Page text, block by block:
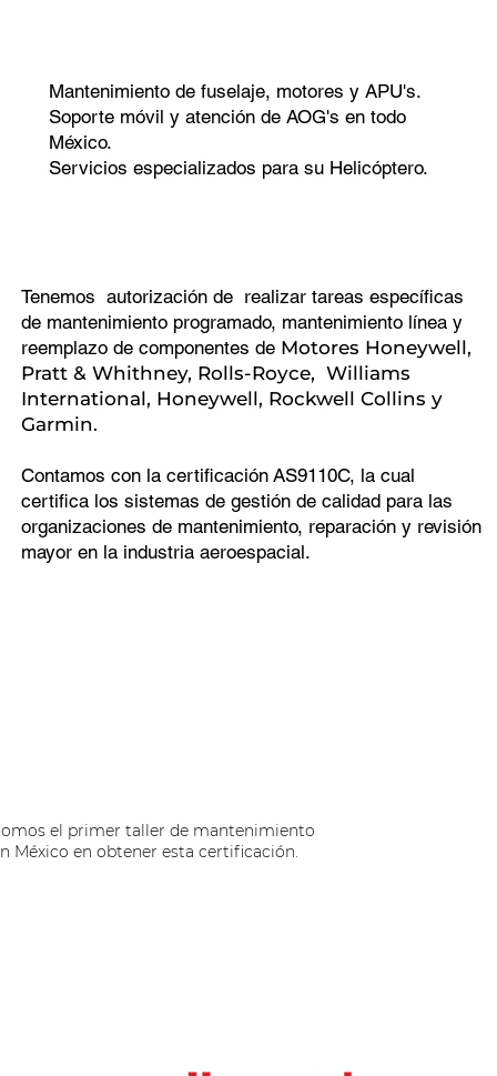
Mantenimiento de fuselaje, motores y APU's.
Soporte móvil y atención de AOG's en todo
México.
Servicios especializados para su Helicóptero.
Tenemos autorización de realizar tareas específicas
de mantenimiento programado, mantenimiento línea y
reemplazo de componentes de Motores Honeywell,
Pratt & Whithney, Rolls-Royce, Williams
International, Honeywell, Rockwell Collins y
Garmin.
Contamos con la certificación AS9110C, la cual
certifica los sistemas de gestión de calidad para las
organizaciones de mantenimiento, reparación y revisión
mayor en la industria aeroespacial.
el primer taller de mantenimiento
México en obtener esta certificación.